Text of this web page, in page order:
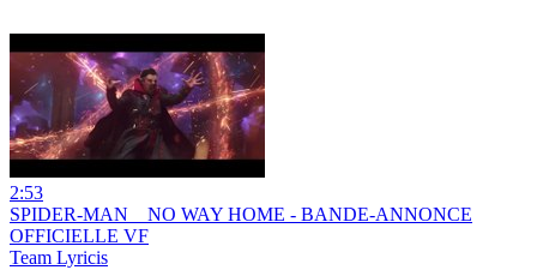
2:53
SPIDER-MAN _ NO WAY HOME - BANDE-ANNONCE
OFFICIELLE VF
Team Lyricis